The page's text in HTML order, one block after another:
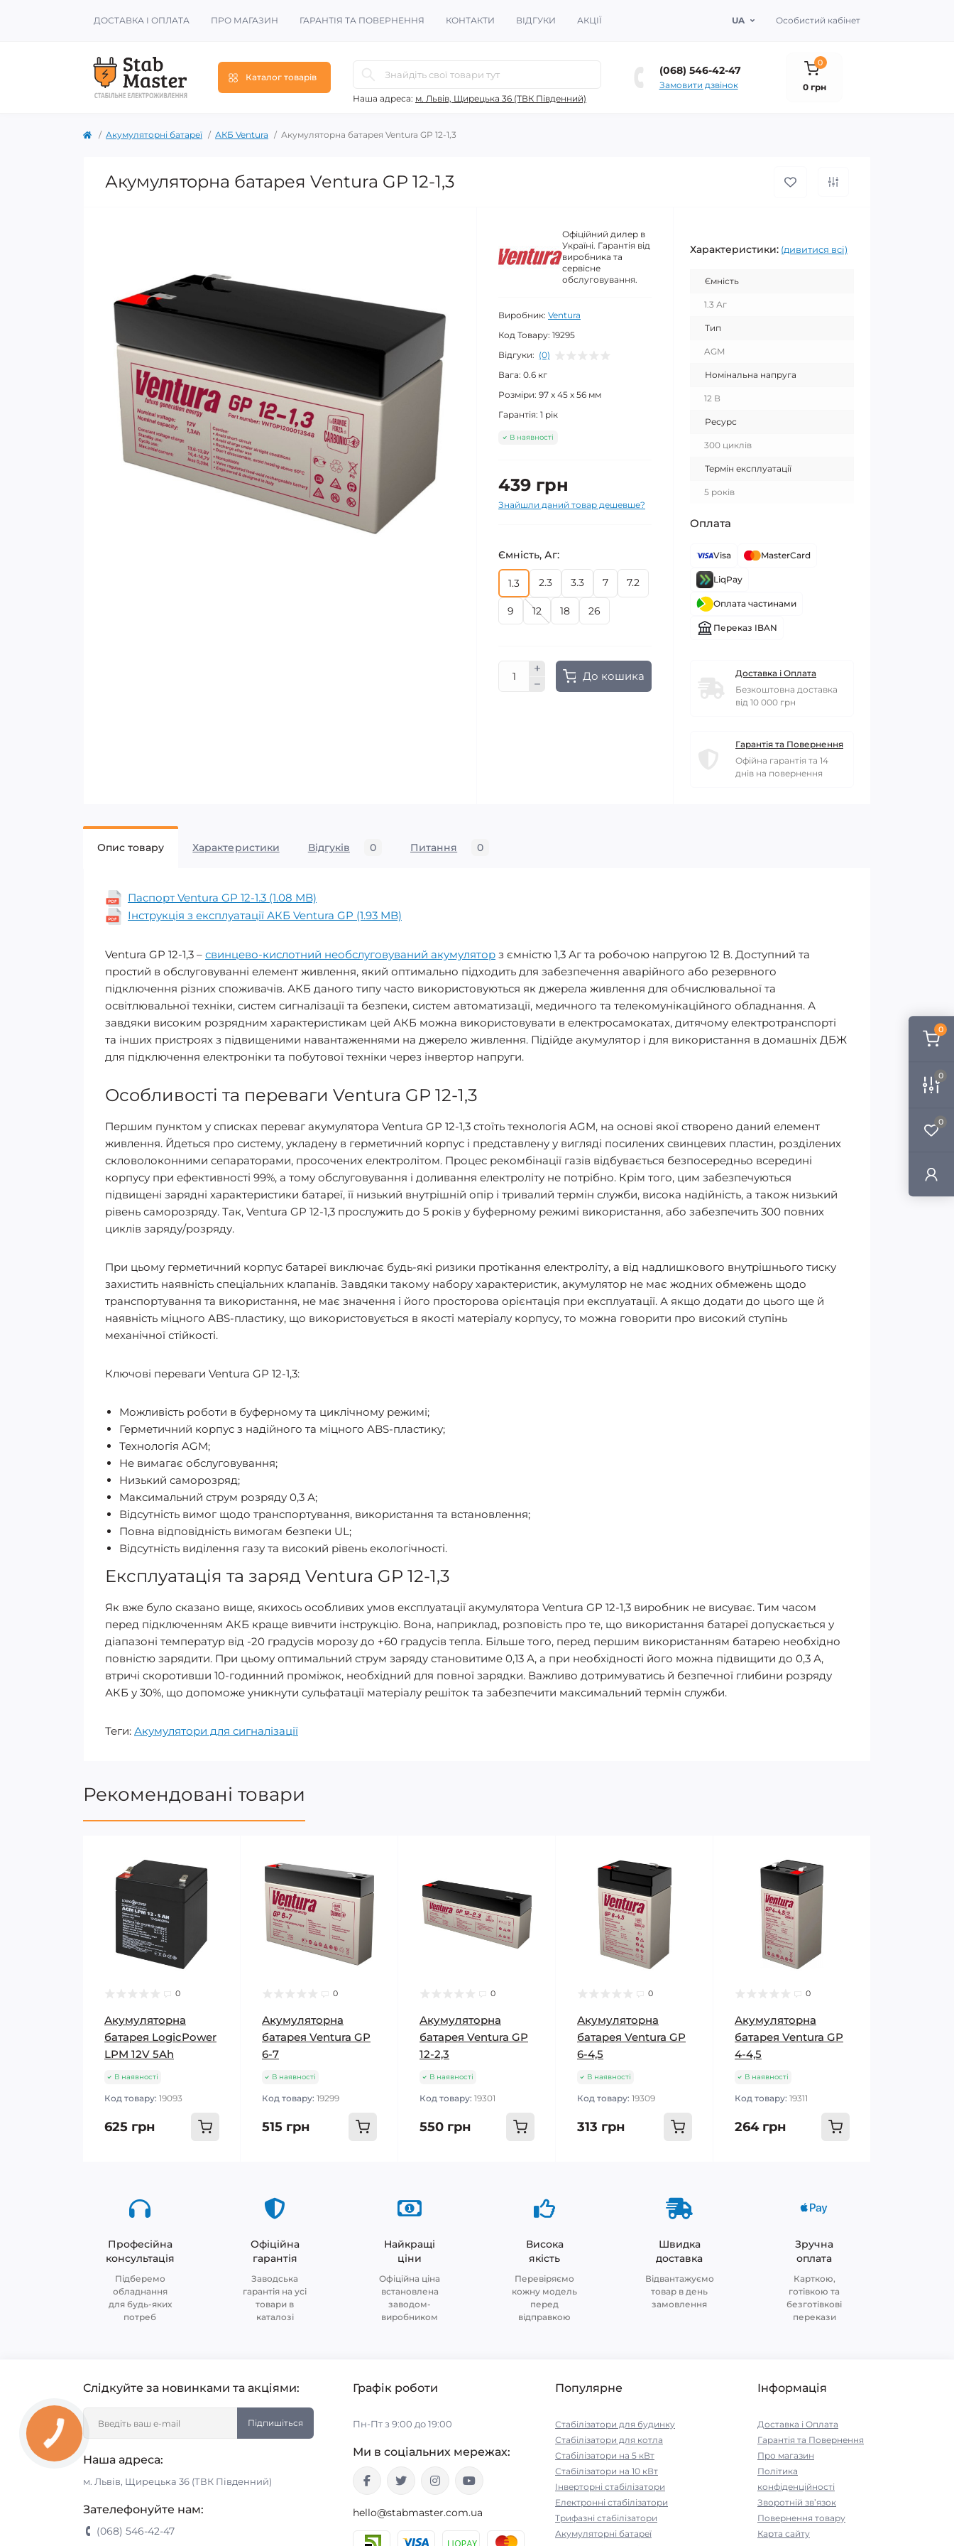
0
0
0
ДОСТАВКА І ОПЛАТА ПРО МАГАЗИН ГАРАНТІЯ ТА ПОВЕРНЕННЯ КОНТАКТИ ВІДГУКИ АКЦІЇ UA Особистий кабінет
Каталог товарів
Наша адреса: м. Львів, Щирецька 36 (ТВК Південний)
(068) 546-42-47
Замовити дзвінок
0
0 грн
Акумуляторні батареї АКБ Ventura Акумуляторна батарея Ventura GP 12-1,3
Акумуляторна батарея Ventura GP 12-1,3
Офіційний дилер в
Україні. Гарантія від
виробника та
сервісне
обслуговування.
Виробник: Ventura
Код Товару: 19295
Відгуки: (0)
Вага: 0.6 кг
Розміри: 97 x 45 x 56 мм
Гарантія: 1 рік
В наявності
439 грн
Знайшли даний товар дешевше?
Ємність, Аг:
1.3 2.3 3.3 7 7.2
9 12 18 26
До кошика
Характеристики: (дивитися всі)
Ємність
1.3 Аг
Тип
AGM
Номінальна напруга
12 В
Ресурс
300 циклів
Термін експлуатації
5 років
Оплата
Visa MasterCard
LiqPay
Оплата частинами
Переказ IBAN
Доставка і Оплата
Безкоштовна доставка
від 10 000 грн
Гарантія та Повернення
Офійна гарантія та 14
днів на повернення
Опис товару Характеристики Відгуків 0 Питання 0
Паспорт Ventura GP 12-1.3 (1.08 MB)
Інструкція з експлуатації АКБ Ventura GP (1.93 MB)
Ventura GP 12-1,3 – свинцево-кислотний необслуговуваний акумулятор з ємністю 1,3 Аг та робочою напругою 12 В. Доступний та
простий в обслуговуванні елемент живлення, який оптимально підходить для забезпечення аварійного або резервного
підключення різних споживачів. АКБ даного типу часто використовуються як джерела живлення для обчислювальної та
освітлювальної техніки, систем сигналізації та безпеки, систем автоматизації, медичного та телекомунікаційного обладнання. А
завдяки високим розрядним характеристикам цей АКБ можна використовувати в електросамокатах, дитячому електротранспорті
та інших пристроях з підвищеними навантаженнями на джерело живлення. Підійде акумулятор і для використання в домашніх ДБЖ
для підключення електроніки та побутової техніки через інвертор напруги.
Особливості та переваги Ventura GP 12-1,3
Першим пунктом у списках переваг акумулятора Ventura GP 12-1,3 стоїть технологія AGM, на основі якої створено даний елемент
живлення. Йдеться про систему, укладену в герметичний корпус і представлену у вигляді посилених свинцевих пластин, розділених
скловолоконними сепараторами, просочених електролітом. Процес рекомбінації газів відбувається безпосередньо всередині
корпусу при ефективності 99%, а тому обслуговування і доливання електроліту не потрібно. Крім того, цим забезпечуються
підвищені зарядні характеристики батареї, її низький внутрішній опір і тривалий термін служби, висока надійність, а також низький
рівень саморозряду. Так, Ventura GP 12-1,3 прослужить до 5 років у буферному режимі використання, або забезпечить 300 повних
циклів заряду/розряду.
При цьому герметичний корпус батареї виключає будь-які ризики протікання електроліту, а від надлишкового внутрішнього тиску
захистить наявність спеціальних клапанів. Завдяки такому набору характеристик, акумулятор не має жодних обмежень щодо
транспортування та використання, не має значення і його просторова орієнтація при експлуатації. А якщо додати до цього ще й
наявність міцного ABS-пластику, що використовується в якості матеріалу корпусу, то можна говорити про високий ступінь
механічної стійкості.
Ключові переваги Ventura GP 12-1,3:
Можливість роботи в буферному та циклічному режимі;
Герметичний корпус з надійного та міцного ABS-пластику;
Технологія AGM;
Не вимагає обслуговування;
Низький саморозряд;
Максимальний струм розряду 0,3 А;
Відсутність вимог щодо транспортування, використання та встановлення;
Повна відповідність вимогам безпеки UL;
Відсутність виділення газу та високий рівень екологічності.
Експлуатація та заряд Ventura GP 12-1,3
Як вже було сказано вище, якихось особливих умов експлуатації акумулятора Ventura GP 12-1,3 виробник не висуває. Тим часом
перед підключенням АКБ краще вивчити інструкцію. Вона, наприклад, розповість про те, що використання батареї допускається у
діапазоні температур від -20 градусів морозу до +60 градусів тепла. Більше того, перед першим використанням батарею необхідно
повністю зарядити. При цьому оптимальний струм заряду становитиме 0,13 А, а при необхідності його можна підвищити до 0,3 А,
втричі скоротивши 10-годинний проміжок, необхідний для повної зарядки. Важливо дотримуватись й безпечної глибини розряду
АКБ у 30%, що допоможе уникнути сульфатації матеріалу решіток та забезпечити максимальний термін служби.
Теги: Акумулятори для сигналізації
Рекомендовані товари
0
Акумуляторна
батарея LogicPower
LPM 12V 5Ah
В наявності
Код товару: 19093
625 грн
0
Акумуляторна
батарея Ventura GP
6-7
В наявності
Код товару: 19299
515 грн
0
Акумуляторна
батарея Ventura GP
12-2,3
В наявності
Код товару: 19301
550 грн
0
Акумуляторна
батарея Ventura GP
6-4,5
В наявності
Код товару: 19309
313 грн
0
Акумуляторна
батарея Ventura GP
4-4,5
В наявності
Код товару: 19311
264 грн
Професійна
консультація
Підберемо
обладнання
для будь-яких
потреб
Офіційна
гарантія
Заводська
гарантія на усі
товари в
каталозі
Найкращі
ціни
Офіційна ціна
встановлена
заводом-
виробником
Висока
якість
Перевіряємо
кожну модель
перед
відправкою
Швидка
доставка
Відвантажуємо
товар в день
замовлення
Зручна
оплата
Карткою,
готівкою та
безготівкові
перекази
Слідкуйте за новинками та акціями:
Підпишіться
Наша адреса:
м. Львів, Щирецька 36 (ТВК Південний)
Зателефонуйте нам:
(068) 546-42-47
Графік роботи
Пн-Пт з 9:00 до 19:00
Ми в соціальних мережах:
hello@stabmaster.com.ua
Популярне
Стабілізатори для будинку
Стабілізатори для котла
Стабілізатори на 5 кВт
Стабілізатори на 10 кВт
Інверторні стабілізатори
Електронні стабілізатори
Трифазні стабілізатори
Акумуляторні батареї
Інформація
Доставка і Оплата
Гарантія та Повернення
Про магазин
Політика
конфіденційності
Зворотній зв’язок
Повернення товару
Карта сайту